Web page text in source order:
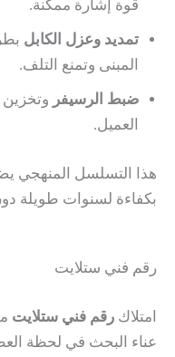
قوة إشارة ممكنة.
تمديد وعزل الكابل
المبنى وتمنع التلف.
ضبط الرسيفر وتخزين
العميل.
هذا التسلسل المنهجي
بكفاءة لسنوات طويلة
رقم فني ستلايت
امتلاك رقم فني ستلايت
عناء البحث في لحظة